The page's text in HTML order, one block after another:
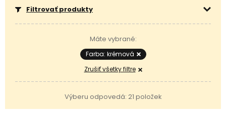
Filtrovať produkty
Máte vybrané:
Farba: krémová
Zrušiť všetky filtre
Výberu odpovedá: 21 položek